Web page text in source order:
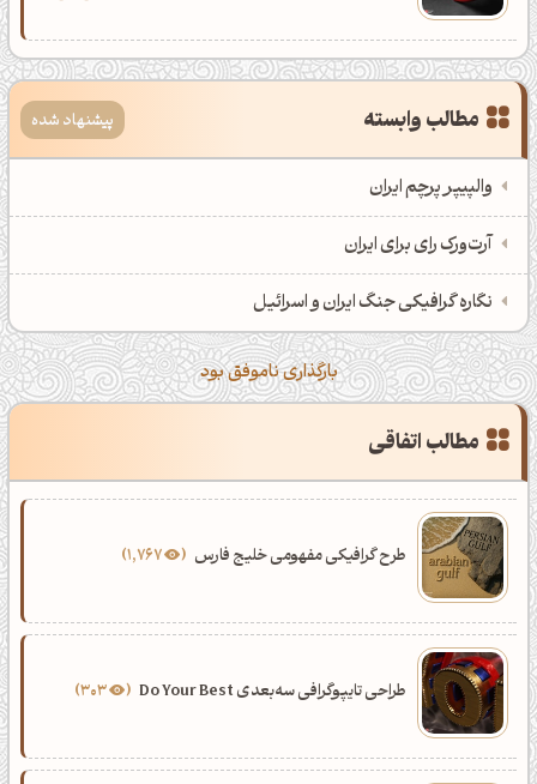
مطالب وابسته پیشنهاد شده
والپیپر پرچم ایران
آرت‌ورک رای برای ایران
نگاره گرافیکی جنگ ایران و اسرائیل
بارگذاری ناموفق بود
مطالب اتفاقی
طرح گرافیکی مفهومی خلیج فارس 1,767
طراحی تایپوگرافی سه‌بعدی Do Your Best 303